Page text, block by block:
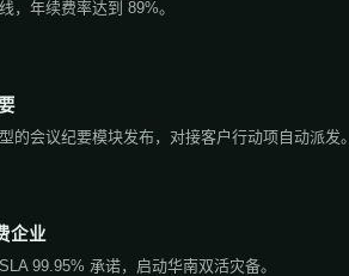
，年续费率达到 89%。
的会议纪要模块发布，对接客户行动项自动派发。
企业
99.95% 承诺，启动华南双活灾备。